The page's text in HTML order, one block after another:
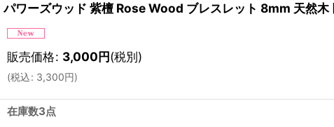
パワーズウッド 紫檀 Rose Wood ブレスレット 8mm 天然木
販売価格: 3,000円(税別)
(税込: 3,300円)
在庫数3点